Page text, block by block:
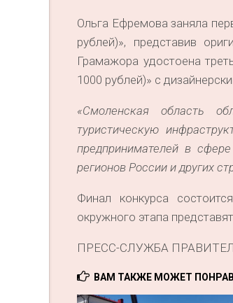
Ольга Ефремова заняла
рублей)», представив
Грамажора удостоена
1000 рублей)» с
«Смоленская область
туристическую
предпринимателей в
регионов России и других
Финал конкурса
окружного этапа
ПРЕСС-СЛУЖБА
ВАМ ТАКЖЕ МОЖЕТ